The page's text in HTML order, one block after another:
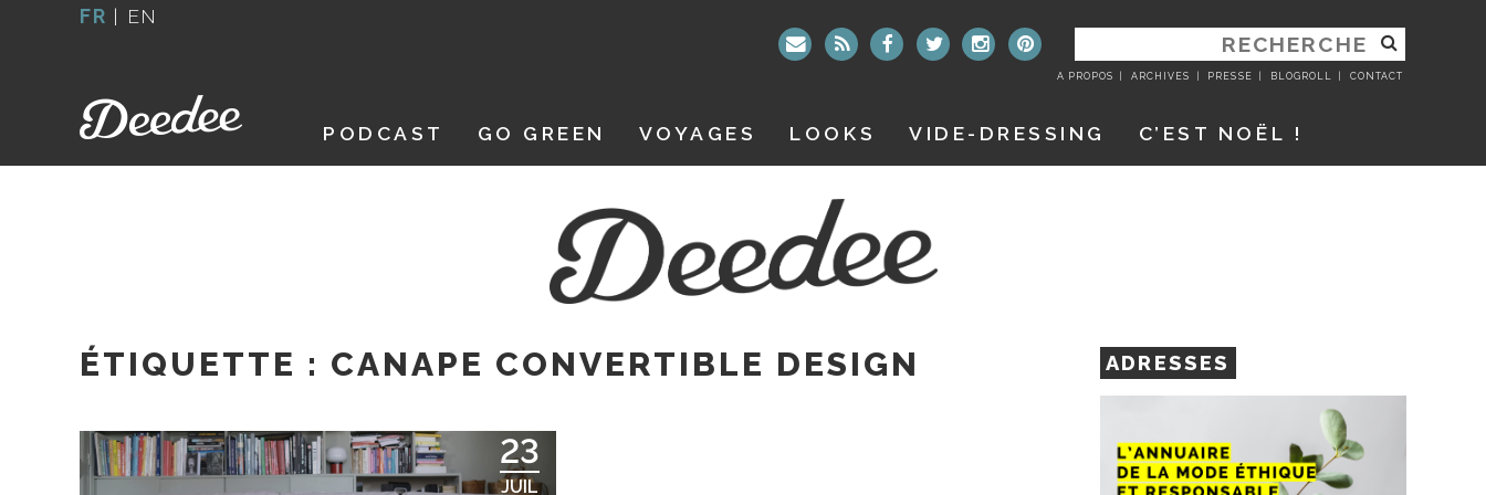
FR | EN
RECHERCHER
:
A PROPOS ARCHIVES PRESSE BLOGROLL CONTACT
PODCAST GO GREEN VOYAGES LOOKS VIDE-DRESSING C’EST NOËL !
ÉTIQUETTE : CANAPE CONVERTIBLE DESIGN
23
JUIL
ADRESSES